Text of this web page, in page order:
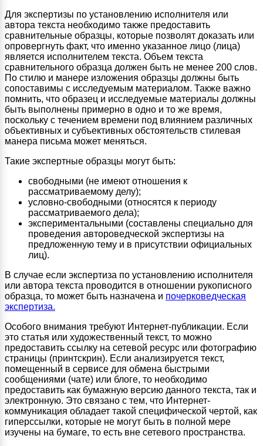
Для экспертизы по установлению исполнителя или
автора текста необходимо также предоставить
сравнительные образцы, которые позволят доказать или
опровергнуть факт, что именно указанное лицо (лица)
является исполнителем текста. Объем текста
сравнительного образца должен быть не менее 200 слов.
По стилю и манере изложения образцы должны быть
сопоставимы с исследуемым материалом. Также важно
помнить, что образец и исследуемые материалы должны
быть выполнены примерно в одно и то же время,
поскольку с течением времени под влиянием различных
объективных и субъективных обстоятельств стилевая
манера письма может меняться.
Такие экспертные образцы могут быть:
свободными (не имеют отношения к
рассматриваемому делу);
условно-свободными (относятся к периоду
рассматриваемого дела);
экспериментальными (составлены специально для
проведения автороведческой экспертизы на
предложенную тему и в присутствии официальных
лиц).
В случае если экспертиза по установлению исполнителя
или автора текста проводится в отношении рукописного
образца, то может быть назначена и почерковедческая
экспертиза.
Особого внимания требуют Интернет-публикации. Если
это статья или художественный текст, то можно
предоставить ссылку на сетевой ресурс или фотографию
страницы (принтскрин). Если анализируется текст,
помещенный в сервисе для обмена быстрыми
сообщениями (чате) или блоге, то необходимо
предоставить как бумажную версию данного текста, так и
электронную. Это связано с тем, что Интернет-
коммуникация обладает такой специфической чертой, как
гиперссылки, которые не могут быть в полной мере
изучены на бумаге, то есть вне сетевого пространства.